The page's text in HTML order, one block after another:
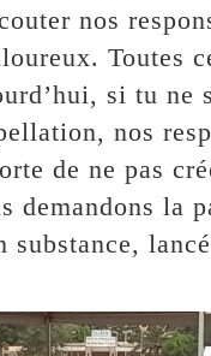
nos
Toutes
si tu ne
nos
de ne pas
demandons la